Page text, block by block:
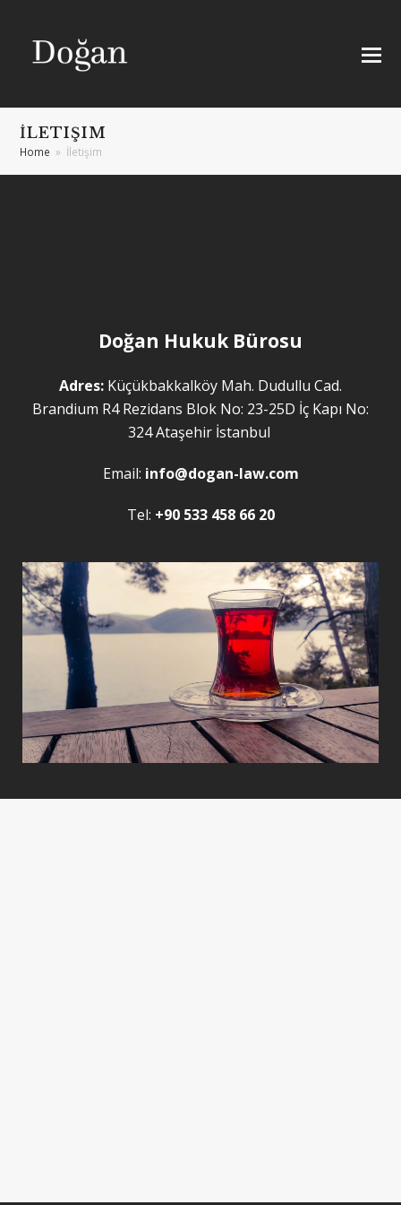
İLETIŞIM
Home » İletişim
Doğan Hukuk Bürosu
Adres: Küçükbakkalköy Mah. Dudullu Cad.
Brandium R4 Rezidans Blok No: 23-25D İç Kapı No:
324 Ataşehir İstanbul
Email: info@dogan-law.com
Tel: +90 533 458 66 20